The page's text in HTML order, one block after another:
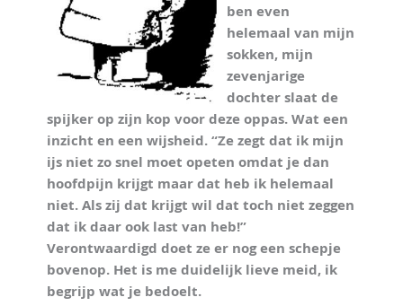
ben even
helemaal van mijn
sokken, mijn
zevenjarige
dochter slaat de
spijker op zijn kop voor deze oppas. Wat een
inzicht en een wijsheid. “Ze zegt dat ik mijn
ijs niet zo snel moet opeten omdat je dan
hoofdpijn krijgt maar dat heb ik helemaal
niet. Als zij dat krijgt wil dat toch niet zeggen
dat ik daar ook last van heb!”
Verontwaardigd doet ze er nog een schepje
bovenop. Het is me duidelijk lieve meid, ik
begrijp wat je bedoelt.